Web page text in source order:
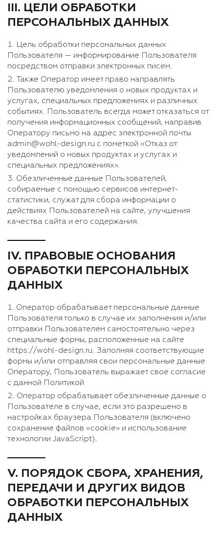
III. ЦЕЛИ ОБРАБОТКИ
ПЕРСОНАЛЬНЫХ ДАННЫХ
Цель обработки персональных данных
Пользователя — информирование Пользователя
посредством отправки электронных писем.
Также Оператор имеет право направлять
Пользователю уведомления о новых продуктах и
услугах, специальных предложениях и различных
событиях. Пользователь всегда может отказаться от
получения информационных сообщений, направив
Оператору письмо на адрес электронной почты
admin@wohl-design.ru с пометкой «Отказ от
уведомлений о новых продуктах и услугах и
специальных предложениях».
Обезличенные данные Пользователей,
собираемые с помощью сервисов интернет-
статистики, служат для сбора информации о
действиях Пользователей на сайте, улучшения
качества сайта и его содержания.
IV. ПРАВОВЫЕ ОСНОВАНИЯ
ОБРАБОТКИ ПЕРСОНАЛЬНЫХ
ДАННЫХ
Оператор обрабатывает персональные данные
Пользователя только в случае их заполнения и/или
отправки Пользователем самостоятельно через
специальные формы, расположенные на сайте
https://wohl-design.ru. Заполняя соответствующие
формы и/или отправляя свои персональные данные
Оператору, Пользователь выражает свое согласие
с данной Политикой
Оператор обрабатывает обезличенные данные о
Пользователе в случае, если это разрешено в
настройках браузера Пользователя (включено
сохранение файлов «cookie» и использование
технологии JavaScript).
V. ПОРЯДОК СБОРА, ХРАНЕНИЯ,
ПЕРЕДАЧИ И ДРУГИХ ВИДОВ
ОБРАБОТКИ ПЕРСОНАЛЬНЫХ
ДАННЫХ